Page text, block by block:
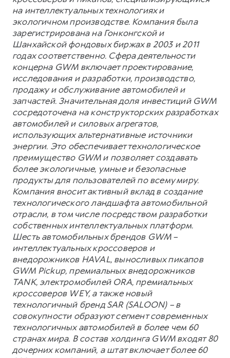
на интеллектуальных технологиях и
экологичном производстве. Компания была
зарегистрирована на Гонконгской и
Шанхайской фондовых биржах в 2003 и 2011
годах соответственно. Сфера деятельности
концерна GWM включает проектирование,
исследования и разработки, производство,
продажу и обслуживание автомобилей и
запчастей. Значительная доля инвестиций GWM
сосредоточена на конструкторских разработках
автомобилей и силовых агрегатов,
использующих альтернативные источники
энергии. Это обеспечивает технологическое
преимущество GWM и позволяет создавать
более экологичные, умные и безопасные
продукты для пользователей по всему миру.
Компания вносит активный вклад в создание
технологического ландшафта автомобильной
отрасли, в том числе посредством разработки
собственных интеллектуальных платформ.
Шесть автомобильных брендов GWM –
интеллектуальных кроссоверов и
внедорожников HAVAL, выносливых пикапов
GWM Pickup, премиальных внедорожников
TANK, электромобилей ORA, премиальных
кроссоверов WEY, а также новый
технологичный бренд SAR (SALOON) – в
совокупности образуют сегмент современных
технологичных автомобилей в более чем 60
странах мира. В состав холдинга GWM входят 80
дочерних компаний, а штат включает более 60